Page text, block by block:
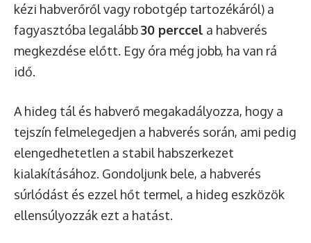
kézi habverőről vagy robotgép tartozékáról) a
fagyasztóba legalább30 perccel a habverés
megkezdése előtt. Egy óra még jobb, ha van rá
idő.
A hideg tál és habverő megakadályozza, hogy a
tejszín felmelegedjen a habverés során, ami pedig
elengedhetetlen a stabil habszerkezet
kialakításához. Gondoljunk bele, a habverés
súrlódást és ezzel hőt termel, a hideg eszközök
ellensúlyozzák ezt a hatást.